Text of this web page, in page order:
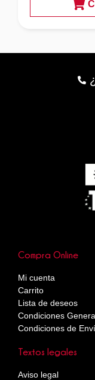
Compra Online
Mi cuenta
Carrito
Lista de deseos
Condiciones
Condiciones de
Textos legales
Aviso legal